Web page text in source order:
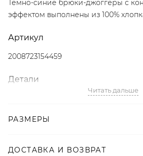
Темно-синие брюки-джоггеры с
эффектом выполнены из 100%
Артикул
2008723154459
Детали
– Дизайн: Санкт-Петербург, Россия;
гипоаллергенный материал,
– Темно-синий цвет;
Читать дальше
РАЗМЕРЫ
ДОСТАВКА И ВОЗВРАТ